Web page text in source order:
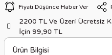
Fiyatı Düşünce Haber Ver
2200 TL Ve Üzeri Ücretsiz
İçin 99,90 TL
Ürün Bilgisi